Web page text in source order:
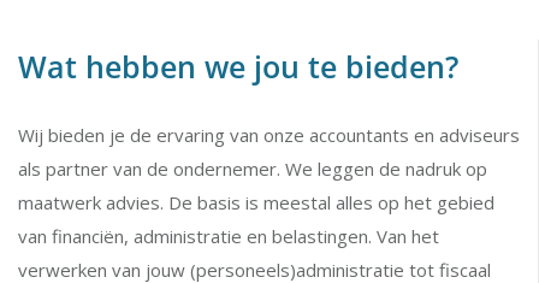
Wat hebben we jou te bieden?
Wij bieden je de ervaring van onze accountants en adviseurs
als partner van de ondernemer. We leggen de nadruk op
maatwerk advies. De basis is meestal alles op het gebied
van financiën, administratie en belastingen. Van het
verwerken van jouw (personeels)administratie tot fiscaal